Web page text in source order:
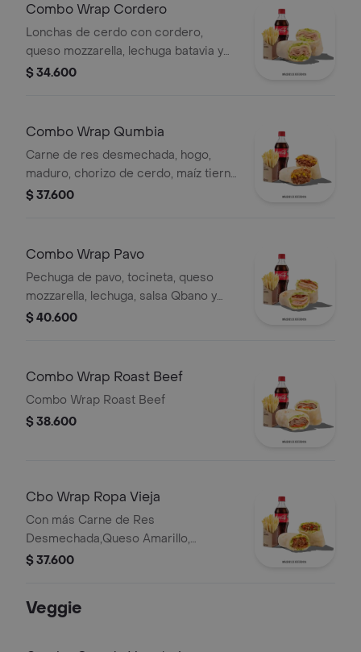
Combo Wrap Cordero
Lonchas de cerdo con cordero,
queso mozzarella, lechuga batavia y
salsa Qbano
$ 34.600
Combo Wrap Qumbia
Carne de res desmechada, hogo,
maduro, chorizo de cerdo, maíz tierno
y salsa Qbano, papas y bebida.
$ 37.600
Combo Wrap Pavo
Pechuga de pavo, tocineta, queso
mozzarella, lechuga, salsa Qbano y
miel mostaza, papas y bebida.
$ 40.600
Combo Wrap Roast Beef
Combo Wrap Roast Beef
$ 38.600
Cbo Wrap Ropa Vieja
Con más Carne de Res
Desmechada,Queso Amarillo,
Lechuga, Tomate,Pimentón, Apio,
$ 37.600
Veggie